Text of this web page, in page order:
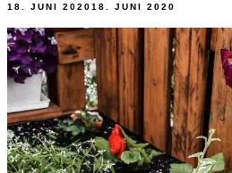
18. JUNI 202018. JUNI 2020